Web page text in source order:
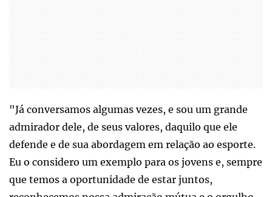
"Já conversamos algumas vezes, e sou um grande
admirador dele, de seus valores, daquilo que ele
defende e de sua abordagem em relação ao esporte.
Eu o considero um exemplo para os jovens e, sempre
que temos a oportunidade de estar juntos,